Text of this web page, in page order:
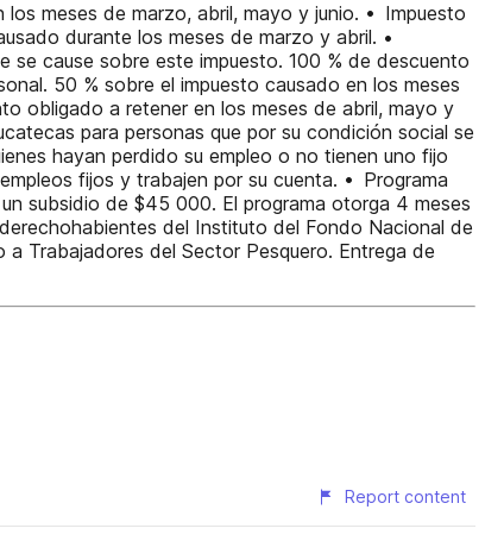
meses de marzo, abril, mayo y junio. • Impuesto
durante los meses de marzo y abril. •
se cause sobre este impuesto. 100 % de descuento
50 % sobre el impuesto causado en los meses
obligado a retener en los meses de abril, mayo y
para personas que por su condición social se
hayan perdido su empleo o no tienen uno fijo
fijos y trabajen por su cuenta. • Programa
subsidio de $45 000. El programa otorga 4 meses
del Instituto del Fondo Nacional de
Trabajadores del Sector Pesquero. Entrega de
Report content